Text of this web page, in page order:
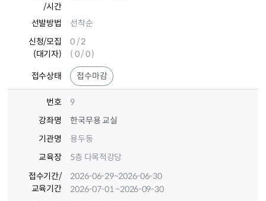
/시간
선발방법
선착순
신청/모집
(대기자)
0 / 2
( 0 / 0 )
접수상태 접수마감
번호
9
강좌명
한국무용 교실
기관명
용두동
교육장
5층 다목적강당
접수기간/
교육기간
2026-06-29~2026-06-30
2026-07-01 ~2026-09-30